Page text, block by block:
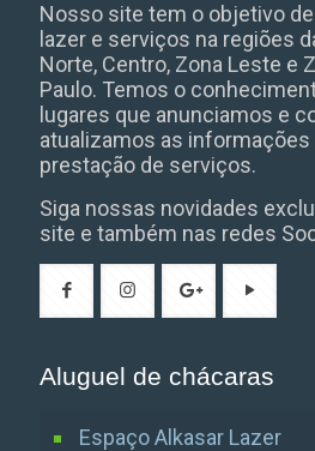
Nosso site tem o objetivo
lazer e serviços na regiões
Norte, Centro, Zona Leste e
Paulo. Temos o
lugares que anunciamos e
atualizamos as informações
prestação de serviços.
Siga nossas novidades
site e também nas redes
Aluguel de chácaras
Espaço Alkasar Lazer